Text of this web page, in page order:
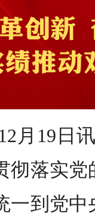
月19日
彻落实
一到党